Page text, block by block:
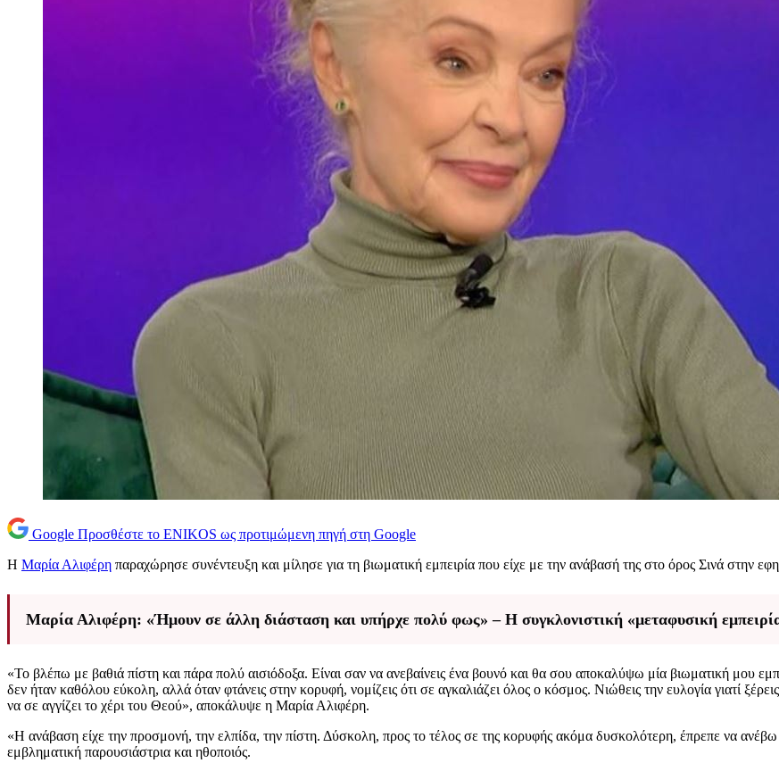
Google Προσθέστε το ENIKOS ως προτιμώμενη πηγή στη Google
Η Μαρία Αλιφέρη παραχώρησε συνέντευξη και μίλησε για τη βιωματική εμπειρία που είχε με την ανάβασή της στο όρος Σινά στην
Μαρία Αλιφέρη: «Ήμουν σε άλλη διάσταση και υπήρχε πολύ φως» – Η συγκλονιστική «μεταφυσική
«Το βλέπω με βαθιά πίστη και πάρα πολύ αισιόδοξα. Είναι σαν να ανεβαίνεις ένα βουνό και θα σου αποκαλύψω μία βιωματική μου
δεν ήταν καθόλου εύκολη, αλλά όταν φτάνεις στην κορυφή, νομίζεις ότι σε αγκαλιάζει όλος ο κόσμος. Νιώθεις την ευλογία γιατί
να σε αγγίζει το χέρι του Θεού», αποκάλυψε η Μαρία Αλιφέρη.
«Η ανάβαση είχε την προσμονή, την ελπίδα, την πίστη. Δύσκολη, προς το τέλος σε της κορυφής ακόμα δυσκολότερη, έπρεπε να
εμβληματική παρουσιάστρια και ηθοποιός.